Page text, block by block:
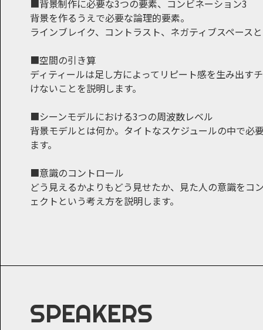
■背景制作に必要な3つの要素、コンビネーション3
背景を作るうえで必要な論理的要素。
ラインブレイク、コントラスト、ネガティブスペース
■空間の引き算
ディティールは足し方によってリピート感を生み出す
けないことを説明します。
■シーンモデルにおける3つの周波数レベル
背景モデルとは何か。タイトなスケジュールの中で必
ます。
■意識のコントロール
どう見えるかよりもどう見せたか、見た人の意識を
ェクトという考え方を説明します。
SPEAKERS